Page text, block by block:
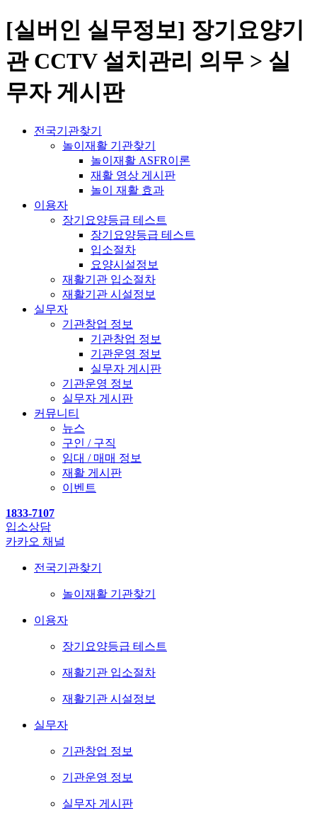
[실버인 실무정보] 장기요양기
관 CCTV 설치관리 의무 > 실
무자 게시판
전국기관찾기
놀이재활 기관찾기
놀이재활 ASFR이론
재활 영상 게시판
놀이 재활 효과
이용자
장기요양등급 테스트
장기요양등급 테스트
입소절차
요양시설정보
재활기관 입소절차
재활기관 시설정보
실무자
기관창업 정보
기관창업 정보
기관운영 정보
실무자 게시판
기관운영 정보
실무자 게시판
커뮤니티
뉴스
구인 / 구직
임대 / 매매 정보
재활 게시판
이벤트
1833-7107
입소상담
카카오 채널
전국기관찾기
놀이재활 기관찾기
이용자
장기요양등급 테스트
재활기관 입소절차
재활기관 시설정보
실무자
기관창업 정보
기관운영 정보
실무자 게시판